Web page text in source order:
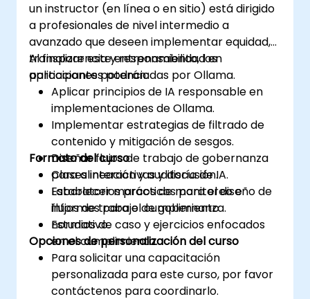
un instructor (en línea o en sitio) está dirigido
a profesionales de nivel intermedio a
avanzado que deseen implementar equidad,
transparencia y responsabilidad en
aplicaciones potenciadas por Ollama.
Al finalizar este entrenamiento, los
participantes podrán:
Aplicar principios de IA responsable en
implementaciones de Ollama.
Implementar estrategias de filtrado de
contenido y mitigación de sesgos.
Diseñar flujos de trabajo de gobernanza
para alineación y auditoría de IA.
Establecer marcos de monitoreo e
informes para el cumplimiento
normativo.
Formato del curso
Clases interactivas y discusión.
Laboratorios prácticos para el diseño de
flujos de trabajo de gobernanza.
Estudios de caso y ejercicios enfocados
en el cumplimiento.
Opciones de personalización del curso
Para solicitar una capacitación
personalizada para este curso, por favor
contáctenos para coordinarlo.